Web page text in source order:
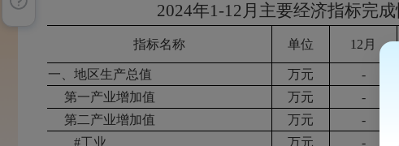
2024年1-12月主要经济指标完
指标名称 单位 12月
一、地区生产总值
万元 -
第一产业增加值
万元 -
第二产业增加值
万元 -
#工业
万元 -